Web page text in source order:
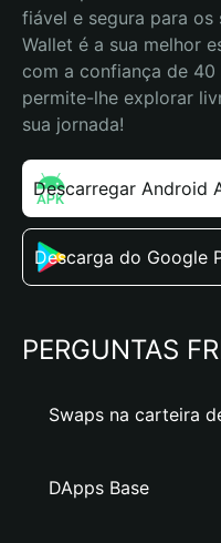
fiável e segura para os
Wallet é a sua melhor
com a confiança de
permite-lhe explorar
sua jornada!
Descarregar Android
Descarga do Google
PERGUNTAS
Swaps na carteira
DApps Base